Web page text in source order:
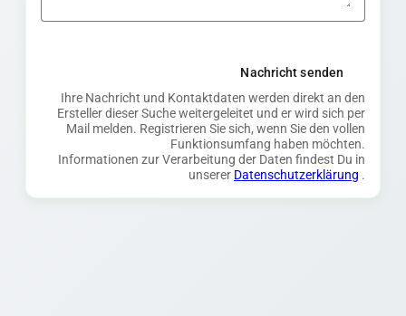
Nachricht senden
Ihre Nachricht und Kontaktdaten werden direkt an den
Ersteller dieser Suche weitergeleitet und er wird sich per
Mail melden. Registrieren Sie sich, wenn Sie den vollen
Funktionsumfang haben möchten.
Informationen zur Verarbeitung der Daten findest Du in
unserer Datenschutzerklärung .